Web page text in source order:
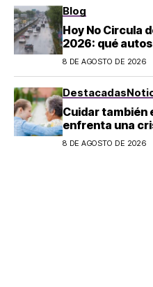
Blog
Hoy No Circula
2026: qué
salir en CDMX y
8 DE AGOSTO DE 2026
Destacadas
Cuidar también
enfrenta una
8 DE AGOSTO DE 2026